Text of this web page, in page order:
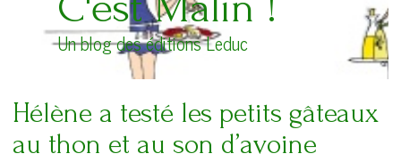
Un blog des éditions Leduc
Hélène a testé les petits gâteaux
au thon et au son d’avoine